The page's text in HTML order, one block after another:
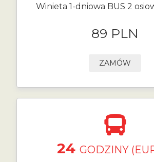
Winieta 1-dniowa BUS 2
89 PLN
ZAMÓW
24 GODZINY